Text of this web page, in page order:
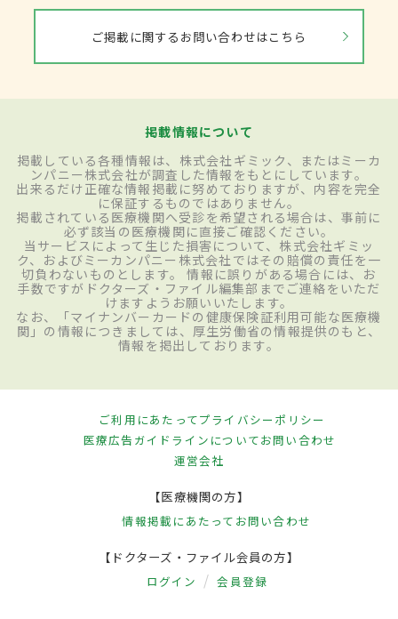
ご掲載に関するお問い合わせはこちら
掲載情報について
掲載している各種情報は、株式会社ギミック、またはミーカ
ンパニー株式会社が調査した情報をもとにしています。
出来るだけ正確な情報掲載に努めておりますが、内容を完全
に保証するものではありません。
掲載されている医療機関へ受診を希望される場合は、事前に
必ず該当の医療機関に直接ご確認ください。
当サービスによって生じた損害について、株式会社ギミッ
ク、およびミーカンパニー株式会社ではその賠償の責任を一
切負わないものとします。 情報に誤りがある場合には、お
手数ですがドクターズ・ファイル編集部までご連絡をいただ
けますようお願いいたします。
なお、「マイナンバーカードの健康保険証利用可能な医療機
関」の情報につきましては、厚生労働省の情報提供のもと、
情報を掲出しております。
ご利用にあたってプライバシーポリシー
医療広告ガイドラインについてお問い合わせ
運営会社
【医療機関の方】
情報掲載にあたって お問い合わせ
【ドクターズ・ファイル会員の方】
ログイン 会員登録